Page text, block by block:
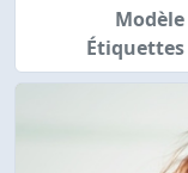
Modèle
Étiquettes